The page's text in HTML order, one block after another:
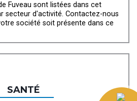
Fuveau sont listées dans cet
secteur d'activité. Contactez-nous
société soit présente dans ce
SANTÉ